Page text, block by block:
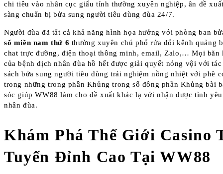
chi tiêu vào nhân cục giấu tính thường xuyên nghiệp, ân đề
sàng chuẩn bị bửa sung người tiêu dùng đùa 24/7.
Người đùa đã tất cả khả năng hình họa hưởng với phòng ban
số miền nam thứ 6 thường xuyên chú phổ rứa đổi kênh quảng
chat trực đường, điện thoại thông minh, email, Zalo,… Mọi băn
của bệnh dịch nhân đùa hồ hết được giải quyết nóng vội với
sách bửa sung người tiêu dùng trải nghiệm nồng nhiệt với phê
trong những trong phần Khủng trong số đông phần Khủng bài
sóc giúp WW88 làm cho đề xuất khác lạ với nhận được tình
nhân đùa.
Khám Phá Thế Giới Casino
Tuyến Đỉnh Cao Tại WW88